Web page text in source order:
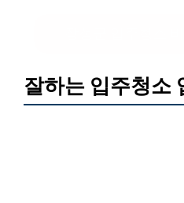
잘하는 입주청소